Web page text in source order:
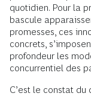
quotidien. Pour la
bascule
promesses, ces
concrets,
profondeur les
concurrentiel des
C’est le constat du